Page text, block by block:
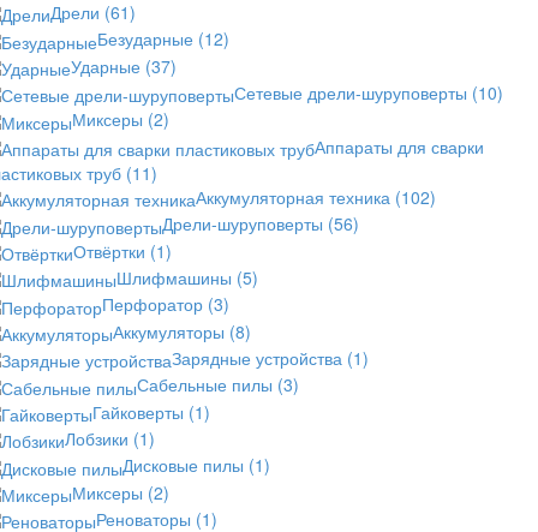
Дрели (61)
Безударные (12)
Ударные (37)
Сетевые дрели-шуруповерты (10)
Миксеры (2)
Аппараты для сварки
труб (11)
Аккумуляторная техника (102)
Дрели-шуруповерты (56)
Отвёртки (1)
Шлифмашины (5)
Перфоратор (3)
Аккумуляторы (8)
Зарядные устройства (1)
Сабельные пилы (3)
Гайковерты (1)
Лобзики (1)
Дисковые пилы (1)
Миксеры (2)
Реноваторы (1)